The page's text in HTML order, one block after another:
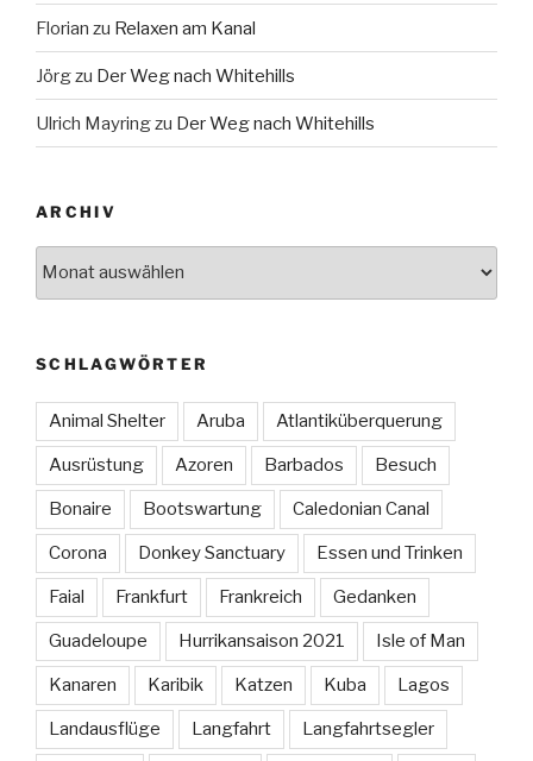
Florian zu Relaxen am Kanal
Jörgzu Der Weg nach Whitehills
Ulrich Mayringzu Der Weg nach Whitehills
ARCHIV
SCHLAGWÖRTER
Animal Shelter Aruba Atlantiküberquerung
Ausrüstung Azoren Barbados Besuch
Bonaire Bootswartung Caledonian Canal
Corona Donkey Sanctuary Essen und Trinken
Faial Frankfurt Frankreich Gedanken
Guadeloupe Hurrikansaison 2021 Isle of Man
Kanaren Karibik Katzen Kuba Lagos
Landausflüge Langfahrt Langfahrtsegler